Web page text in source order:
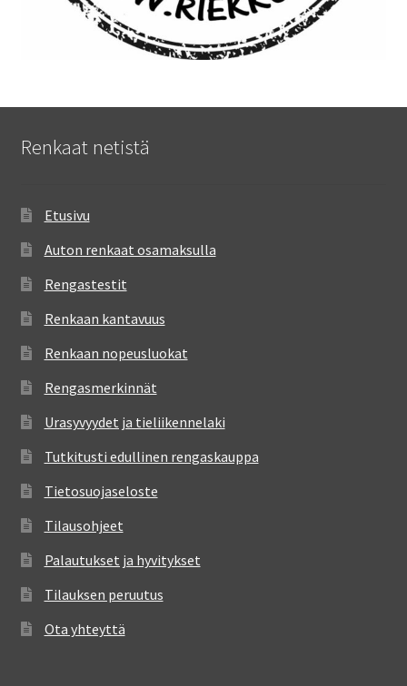
Renkaat netistä
Etusivu
Auton renkaat osamaksulla
Rengastestit
Renkaan kantavuus
Renkaan nopeusluokat
Rengasmerkinnät
Urasyvyydet ja tieliikennelaki
Tutkitusti edullinen rengaskauppa
Tietosuojaseloste
Tilausohjeet
Palautukset ja hyvitykset
Tilauksen peruutus
Ota yhteyttä